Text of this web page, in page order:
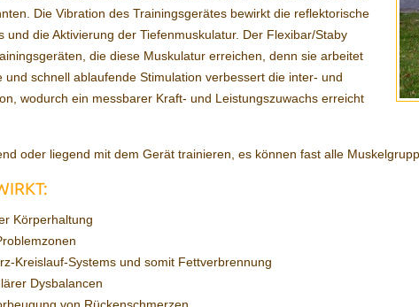
Die Vibration des Trainingsgerätes bewirkt die reflektorische
und die Aktivierung der Tiefenmuskulatur. Der Flexibar/Staby
die diese Muskulatur erreichen, denn sie arbeitet
und schnell ablaufende Stimulation verbessert die inter- und
wodurch ein messbarer Kraft- und Leistungszuwachs erreicht
oder liegend mit dem Gerät trainieren, es können fast alle
Körperhaltung
Kreislauf-Systems und somit Fettverbrennung
Dysbalancen
von Rückenschmerzen